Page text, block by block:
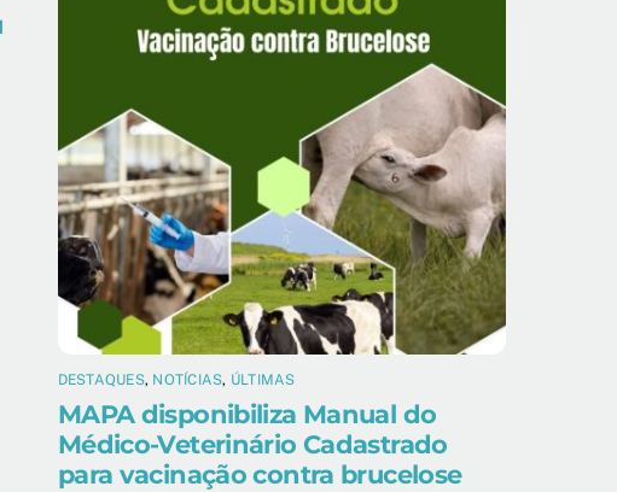
DESTAQUES, NOTÍCIAS, ÚLTIMAS
MAPA disponibiliza Manual do
Médico-Veterinário Cadastrado
para vacinação contra brucelose